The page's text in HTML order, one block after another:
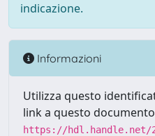
indicazione.
Informazioni
Utilizza questo
link a questo
https://hdl.handle.net/